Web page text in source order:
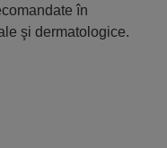
în
şi dermatologice.